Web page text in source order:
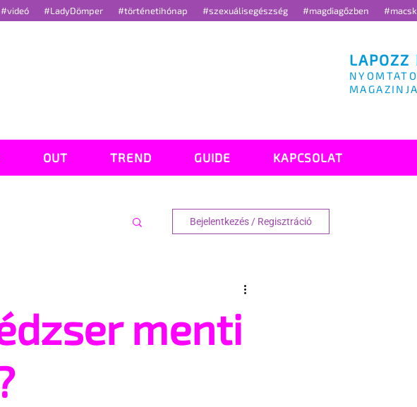
#videó #LadyDömper #történetihónap #szexuálisegészség #magdiagőzben
LAPOZZ
OUT TREND GUIDE KAPCSOLAT
Bejelentkezés / Regisztráció
menti